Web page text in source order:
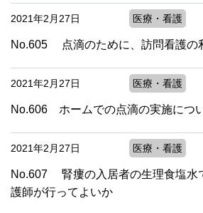
2021年2月27日 医療・看護
No.605 点滴のために、訪問看護の
2021年2月27日 医療・看護
No.606 ホームでの点滴の実施につ
2021年2月27日 医療・看護
No.607 腎瘻の入居者の生理食塩水
護師が行ってよいか